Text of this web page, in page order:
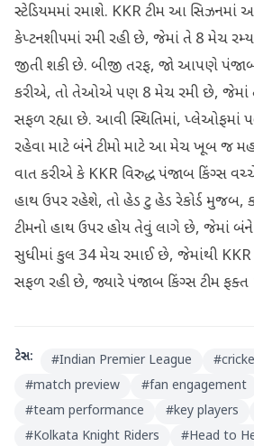
સ્ટેડિયમમાં રમાશે. KKR ટીમ આ સિઝનમાં
કેપ્ટનશીપમાં રમી રહી છે, જેમાં તે 8 મેચ
જીતી શકી છે. બીજી તરફ, જો આપણે પંજાબ
કરીએ, તો તેઓએ પણ 8 મેચ રમી છે, જેમાં
સફળ રહ્યા છે. આવી સ્થિતિમાં, પ્લેઓફમાં
રહેવા માટે બંને ટીમો માટે આ મેચ ખૂબ જ
વાત કરીએ કે KKR વિરુદ્ધ પંજાબ કિંગ્સ
હાથ ઉપર રહેશે, તો હેડ ટુ હેડ રેકોર્ડ મુજબ,
ટીમનો હાથ ઉપર હોય તેવું લાગે છે, જેમાં બંને
સુધીમાં કુલ 34 મેચ રમાઈ છે, જેમાંથી KKR
સફળ રહી છે, જ્યારે પંજાબ કિંગ્સ ટીમ
ટેગ્સ: #Indian Premier League #
#match preview #fan engagement
#team performance #key players
#Kolkata Knight Riders #Head to